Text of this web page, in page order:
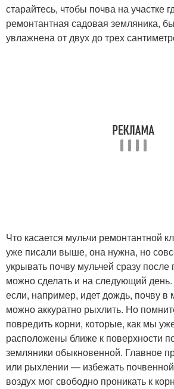
старайтесь, чтобы почва на участке
ремонтантная садовая земляника,
увлажнена от двух до трех
Что касается мульчи ремонтантной
уже писали выше, она нужна, но
укрывать почву мульчей сразу
можно сделать и на следующий
если, например, идет дождь, почву в
можно аккуратно рыхлить. Но
повредить корни, которые, как мы
расположены ближе к поверхности
земляники обыкновенной. Главное
или рыхлении — избежать
воздух мог свободно проникать к